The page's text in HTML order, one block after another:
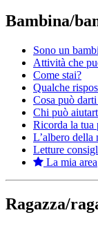
Bambina/
Sono un
Attività che
Come stai?
Qualche
Cosa può
Chi può
Ricorda la tua
L’albero della
Letture
La mia area
Ragazza/